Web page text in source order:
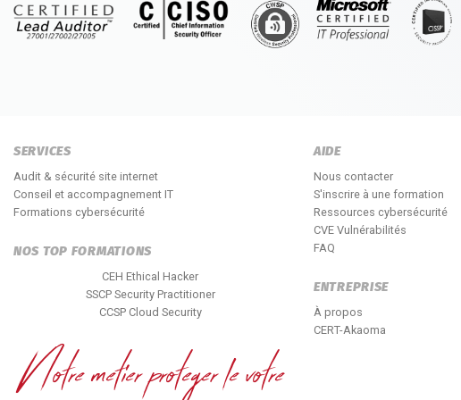
SERVICES
Audit & sécurité site internet
Conseil et accompagnement IT
Formations cybersécurité
NOS TOP FORMATIONS
CEH Ethical Hacker
SSCP Security Practitioner
CCSP Cloud Security
AIDE
Nous contacter
S'inscrire à une formation
Ressources cybersécurité
CVE Vulnérabilités
FAQ
ENTREPRISE
À propos
CERT-Akaoma